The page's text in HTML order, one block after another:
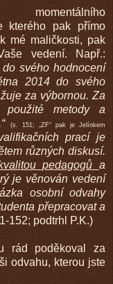
kterého pak přímo
mé maličkosti, pak
vedení. Např.:
svého hodnocení
2014 do svého
za výbornou. Za
použité metody a
(s. 151; „ZF“ pak je Jelínkem
prací je
různých diskusí.
pedagogů a
je věnován vedení
osobní odvahy
přepracovat a
152; podtrhl P.K.)
rád poděkoval za
odvahu, kterou jste